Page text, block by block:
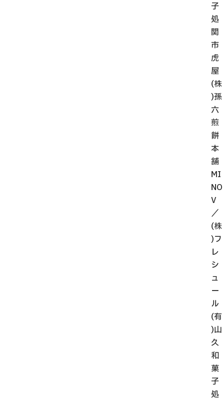
子
処
関
市
虎
屋
(株
)孫
六
煎
餅
本
舗
MI
NO
V
／
(株
)フ
レ
シ
ュ
ー
ル
(有
)山
久
和
菓
子
処